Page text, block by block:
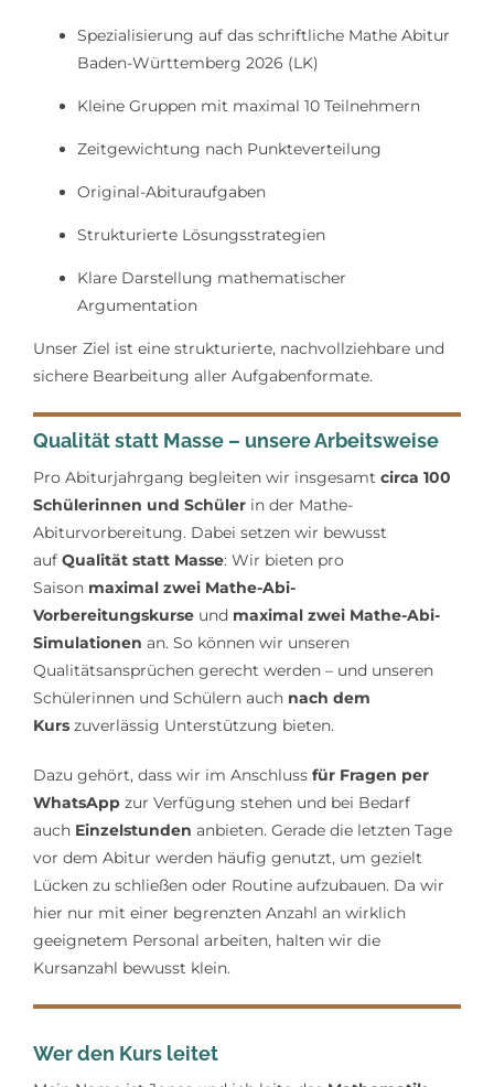
Spezialisierung auf das schriftliche Mathe Abitur
Baden-Württemberg 2026 (LK)
Kleine Gruppen mit maximal 10 Teilnehmern
Zeitgewichtung nach Punkteverteilung
Original-Abituraufgaben
Strukturierte Lösungsstrategien
Klare Darstellung mathematischer
Argumentation
Unser Ziel ist eine strukturierte, nachvollziehbare und
sichere Bearbeitung aller Aufgabenformate.
Qualität statt Masse – unsere Arbeitsweise
Pro Abiturjahrgang begleiten wir insgesamt circa 100
Schülerinnen und Schülerin der Mathe-
Abiturvorbereitung. Dabei setzen wir bewusst
auf Qualität statt Masse: Wir bieten pro
Saison maximal zwei Mathe-Abi-
Vorbereitungskurseund maximal zwei Mathe-Abi-
Simulationen an. So können wir unseren
Qualitätsansprüchen gerecht werden – und unseren
Schülerinnen und Schülern auch nach dem
Kurszuverlässig Unterstützung bieten.
Dazu gehört, dass wir im Anschluss für Fragen per
WhatsAppzur Verfügung stehen und bei Bedarf
auch Einzelstunden anbieten. Gerade die letzten Tage
vor dem Abitur werden häufig genutzt, um gezielt
Lücken zu schließen oder Routine aufzubauen. Da wir
hier nur mit einer begrenzten Anzahl an wirklich
geeignetem Personal arbeiten, halten wir die
Kursanzahl bewusst klein.
Wer den Kurs leitet